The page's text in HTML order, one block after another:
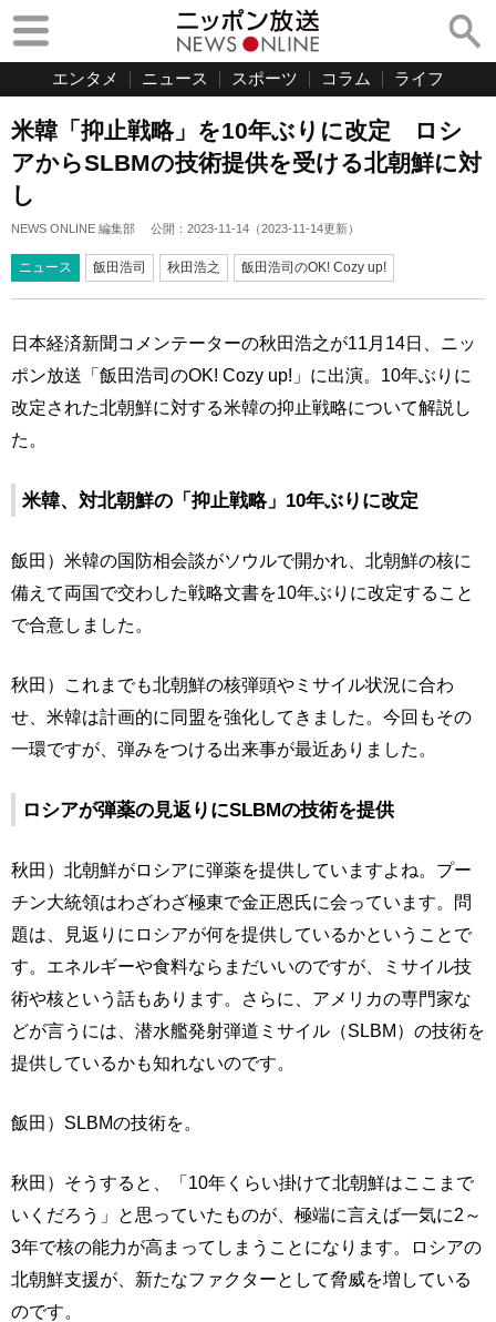
エンタメ ニュース スポーツ コラム ライフ
米韓「抑止戦略」を10年ぶりに改定 ロシ
アからSLBMの技術提供を受ける北朝鮮に対
し
NEWS ONLINE 編集部 公開： 2023-11-14 （2023-11-14更新）
ニュース 飯田浩司 秋田浩之 飯田浩司のOK! Cozy up!
日本経済新聞コメンテーターの秋田浩之が11月14日、ニッ
ポン放送「飯田浩司のOK! Cozy up!」に出演。10年ぶりに
改定された北朝鮮に対する米韓の抑止戦略について解説し
た。
米韓、対北朝鮮の「抑止戦略」10年ぶりに改定
飯田）米韓の国防相会談がソウルで開かれ、北朝鮮の核に
備えて両国で交わした戦略文書を10年ぶりに改定すること
で合意しました。
秋田）これまでも北朝鮮の核弾頭やミサイル状況に合わ
せ、米韓は計画的に同盟を強化してきました。今回もその
一環ですが、弾みをつける出来事が最近ありました。
ロシアが弾薬の見返りにSLBMの技術を提供
秋田）北朝鮮がロシアに弾薬を提供していますよね。プー
チン大統領はわざわざ極東で金正恩氏に会っています。問
題は、見返りにロシアが何を提供しているかということで
す。エネルギーや食料ならまだいいのですが、ミサイル技
術や核という話もあります。さらに、アメリカの専門家な
どが言うには、潜水艦発射弾道ミサイル（SLBM）の技術を
提供しているかも知れないのです。
飯田）SLBMの技術を。
秋田）そうすると、「10年くらい掛けて北朝鮮はここまで
いくだろう」と思っていたものが、極端に言えば一気に2～
3年で核の能力が高まってしまうことになります。ロシアの
北朝鮮支援が、新たなファクターとして脅威を増している
のです。